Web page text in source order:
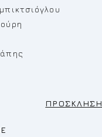
ΠΡΟΣΚΛΗΣΗ